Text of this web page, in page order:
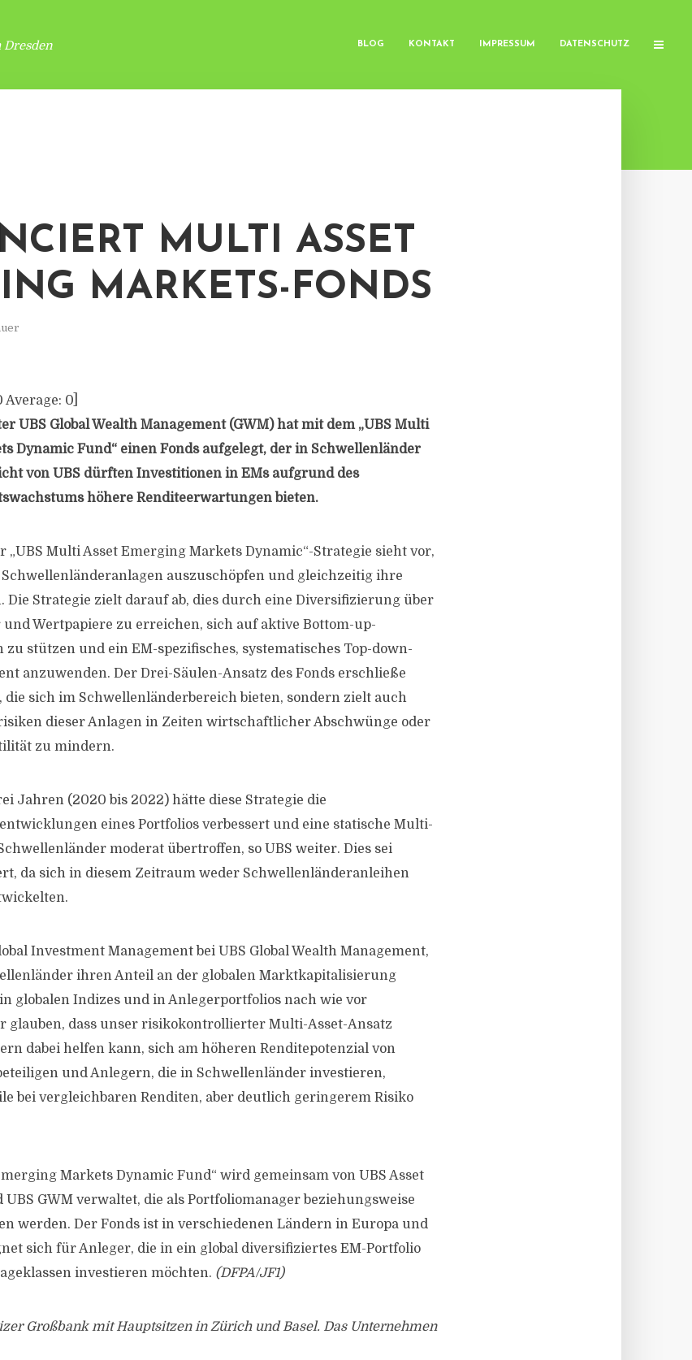
BLOG KONTAKT IMPRESSUM DATENSCHUTZ
MULTI ASSET
MARKETS-FONDS
Average: 0
UBS Global Wealth Management (GWM) hat mit dem „UBS Multi
Dynamic Fund“ einen Fonds aufgelegt, der in Schwellenländer
von UBS dürften Investitionen in EMs aufgrund des
höhere Renditeerwartungen bieten.
„UBS Multi Asset Emerging Markets Dynamic“-Strategie sieht vor,
Schwellenländeranlagen auszuschöpfen und gleichzeitig ihre
Strategie zielt darauf ab, dies durch eine Diversifizierung über
und Wertpapiere zu erreichen, sich auf aktive Bottom-up-
stützen und ein EM-spezifisches, systematisches Top-down-
anzuwenden. Der Drei-Säulen-Ansatz des Fonds erschließe
sich im Schwellenländerbereich bieten, sondern zielt auch
dieser Anlagen in Zeiten wirtschaftlicher Abschwünge oder
zu mindern.
Jahren (2020 bis 2022) hätte diese Strategie die
eines Portfolios verbessert und eine statische Multi-
moderat übertroffen, so UBS weiter. Dies sei
da sich in diesem Zeitraum weder Schwellenländeranleihen
Investment Management bei UBS Global Wealth Management,
ihren Anteil an der globalen Marktkapitalisierung
globalen Indizes und in Anlegerportfolios nach wie vor
glauben, dass unser risikokontrollierter Multi-Asset-Ansatz
dabei helfen kann, sich am höheren Renditepotenzial von
und Anlegern, die in Schwellenländer investieren,
bei vergleichbaren Renditen, aber deutlich geringerem Risiko
Markets Dynamic Fund“ wird gemeinsam von UBS Asset
GWM verwaltet, die als Portfoliomanager beziehungsweise
werden. Der Fonds ist in verschiedenen Ländern in Europa und
sich für Anleger, die in ein global diversifiziertes EM-Portfolio
investieren möchten. (DFPA/JF1)
Großbank mit Hauptsitzen in Zürich und Basel. Das Unternehmen